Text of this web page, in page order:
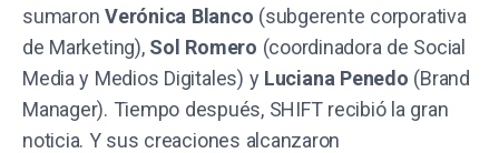
sumaron Verónica Blanco (subgerente corporativa
de Marketing), Sol Romero (coordinadora de Social
Media y Medios Digitales) y Luciana Penedo (Brand
Manager). Tiempo después, SHIFT recibió la gran
noticia. Y sus creaciones alcanzaron